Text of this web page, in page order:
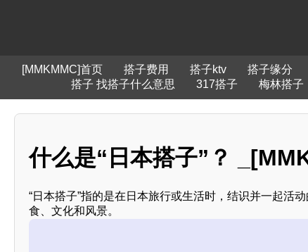
[MMKMMC]首页 搭子费用 搭子ktv 搭子缘分
搭子 找搭子什么意思
317搭子 梅林搭子
什么是“日本搭子”？
“日本搭子”指的是在日本旅行或生活时，结识并一起活
食、文化和风景。